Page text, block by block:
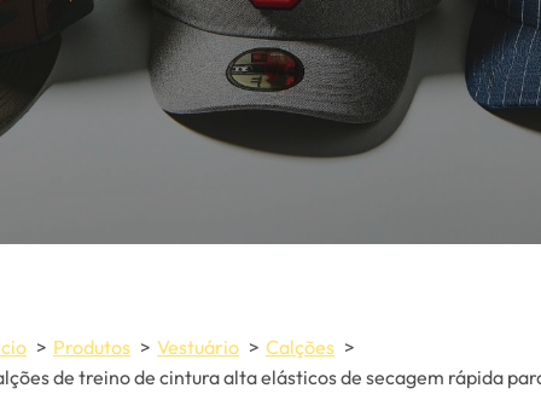
Produtos Vestuário
Calções
de treino de cintura alta elásticos de secagem rápida